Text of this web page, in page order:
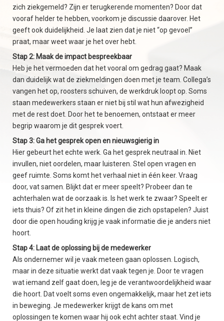
zich ziekgemeld? Zijn er terugkerende momenten? Door dat
vooraf helder te hebben, voorkom je discussie daarover. Het
geeft ook duidelijkheid. Je laat zien dat je niet “op gevoel”
praat, maar weet waar je het over hebt.
Stap 2: Maak de impact bespreekbaar
Heb je het vermoeden dat het vooral om gedrag gaat? Maak
dan duidelijk wat de ziekmeldingen doen met je team. Collega’s
vangen het op, roosters schuiven, de werkdruk loopt op. Soms
staan medewerkers staan er niet bij stil wat hun afwezigheid
met de rest doet. Door het te benoemen, ontstaat er meer
begrip waarom je dit gesprek voert.
Stap 3: Ga het gesprek open en nieuwsgierig in
Hier gebeurt het echte werk. Ga het gesprek neutraal in. Niet
invullen, niet oordelen, maar luisteren. Stel open vragen en
geef ruimte. Soms komt het verhaal niet in één keer. Vraag
door, vat samen. Blijkt dat er meer speelt? Probeer dan te
achterhalen wat de oorzaak is. Is het werk te zwaar? Speelt er
iets thuis? Of zit het in kleine dingen die zich opstapelen? Juist
door die open houding krijg je vaak informatie die je anders niet
hoort.
Stap 4: Laat de oplossing bij de medewerker
Als ondernemer wil je vaak meteen gaan oplossen. Logisch,
maar in deze situatie werkt dat vaak tegen je. Door te vragen
wat iemand zelf gaat doen, leg je de verantwoordelijkheid waar
die hoort. Dat voelt soms even ongemakkelijk, maar het zet iets
in beweging. Je medewerker krijgt de kans om met
oplossingen te komen waar hij ook echt achter staat. Vind je